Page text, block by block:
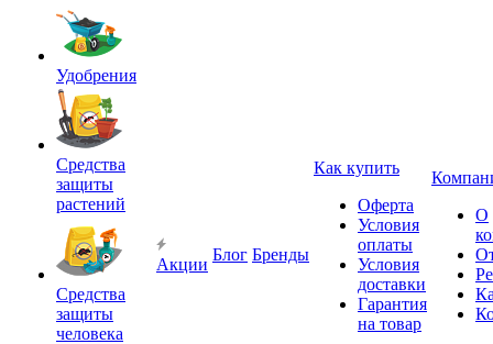
Удобрения
Средства
защиты
растений
Средства
защиты
человека
Акции
Блог Бренды
Как купить
Оферта
Условия
оплаты
Условия
доставки
Гарантия
на товар
О